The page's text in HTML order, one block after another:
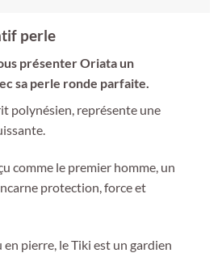
perle
présenter Oriata un
sa perle ronde parfaite.
polynésien, représente une
comme le premier homme, un
protection, force et
en pierre, le Tiki est un gardien